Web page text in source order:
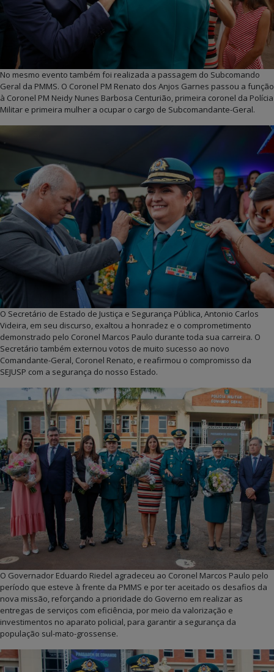
No mesmo evento também foi realizada a passagem do Subcomando
Geral da PMMS. O Coronel PM Renato dos Anjos Garnes passou a função
à Coronel PM Neidy Nunes Barbosa Centurião, primeira coronel da Polícia
Militar e primeira mulher a ocupar o cargo de Subcomandante-Geral.
O Secretário de Estado de Justiça e Segurança Pública, Antonio Carlos
Videira, em seu discurso, exaltou a honradez e o comprometimento
demonstrado pelo Coronel Marcos Paulo durante toda sua carreira. O
Secretário também externou votos de muito sucesso ao novo
Comandante-Geral, Coronel Renato, e reafirmou o compromisso da
SEJUSP com a segurança do nosso Estado.
O Governador Eduardo Riedel agradeceu ao Coronel Marcos Paulo pelo
período que esteve à frente da PMMS e por ter aceitado os desafios da
nova missão, reforçando a prioridade do Governo em realizar as
entregas de serviços com eficiência, por meio da valorização e
investimentos no aparato policial, para garantir a segurança da
população sul-mato-grossense.